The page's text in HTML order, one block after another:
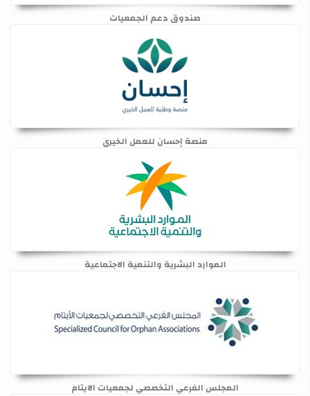
صندوق دعم الجمعيات
منصة إحسان للعمل الخيري
الموارد البشرية والتنمية الاجتماعية
المجلس الفرعي التخصصي لجمعيات الايتام